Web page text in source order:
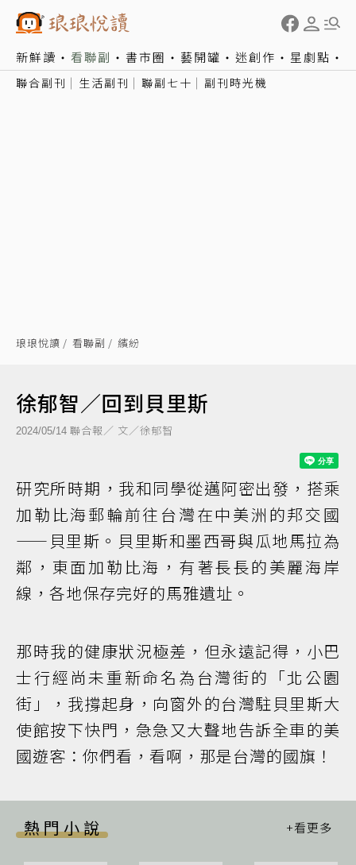
新鮮讀 看聯副 書市圈 藝開罐 迷創作 星劇點
聯合副刊 生活副刊 聯副七十 副刊時光機
琅琅悅讀 看聯副 繽紛
徐郁智／回到貝里斯
2024/05/14 聯合報／ 文／徐郁智
研究所時期，我和同學從邁阿密出發，搭乘
加勒比海郵輪前往台灣在中美洲的邦交國
——貝里斯。貝里斯和墨西哥與瓜地馬拉為
鄰，東面加勒比海，有著長長的美麗海岸
線，各地保存完好的馬雅遺址。
那時我的健康狀況極差，但永遠記得，小巴
士行經尚未重新命名為台灣街的「北公園
街」，我撐起身，向窗外的台灣駐貝里斯大
使館按下快門，急急又大聲地告訴全車的美
國遊客：你們看，看啊，那是台灣的國旗！
熱門小說